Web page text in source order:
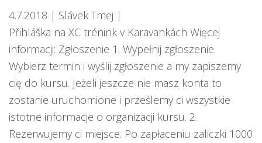
4.7.2018 | Slávek Tmej |
Přihláška na XC trénink v Karavankách Więcej
informacji: Zgłoszenie 1. Wypełnij zgłoszenie.
Wybierz termin i wyślij zgłoszenie a my zapiszemy
cię do kursu. Jeżeli jeszcze nie masz konta to
zostanie uruchomione i prześlemy ci wszystkie
istotne informacje o organizacji kursu. 2.
Rezerwujemy ci miejsce. Po zapłaceniu zaliczki 1000